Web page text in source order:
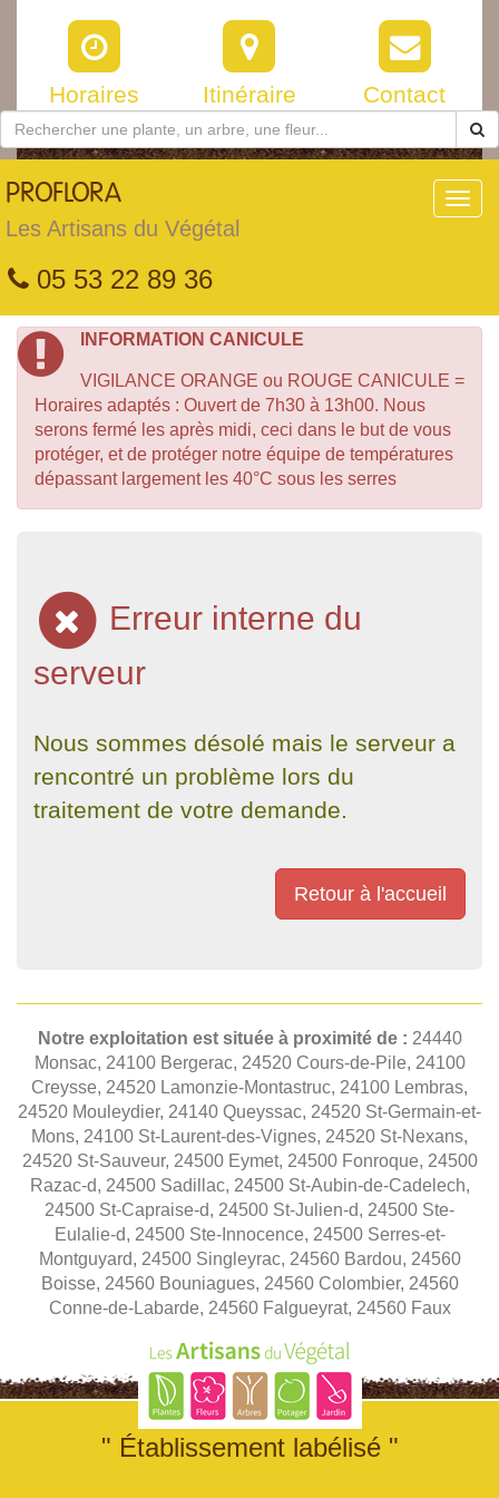
Horaires Itinéraire Contact
PROFLORA
Les Artisans du Végétal
05 53 22 89 36
INFORMATION CANICULE
VIGILANCE ORANGE ou ROUGE CANICULE =
Horaires adaptés : Ouvert de 7h30 à 13h00. Nous
serons fermé les après midi, ceci dans le but de vous
protéger, et de protéger notre équipe de températures
dépassant largement les 40°C sous les serres
Erreur interne du
serveur
Nous sommes désolé mais le serveur a
rencontré un problème lors du
traitement de votre demande.
Retour à l'accueil
Notre exploitation est située à proximité de : 24440
Monsac, 24100 Bergerac, 24520 Cours-de-Pile, 24100
Creysse, 24520 Lamonzie-Montastruc, 24100 Lembras,
24520 Mouleydier, 24140 Queyssac, 24520 St-Germain-et-
Mons, 24100 St-Laurent-des-Vignes, 24520 St-Nexans,
24520 St-Sauveur, 24500 Eymet, 24500 Fonroque, 24500
Razac-d, 24500 Sadillac, 24500 St-Aubin-de-Cadelech,
24500 St-Capraise-d, 24500 St-Julien-d, 24500 Ste-
Eulalie-d, 24500 Ste-Innocence, 24500 Serres-et-
Montguyard, 24500 Singleyrac, 24560 Bardou, 24560
Boisse, 24560 Bouniagues, 24560 Colombier, 24560
Conne-de-Labarde, 24560 Falgueyrat, 24560 Faux
" Établissement labélisé "